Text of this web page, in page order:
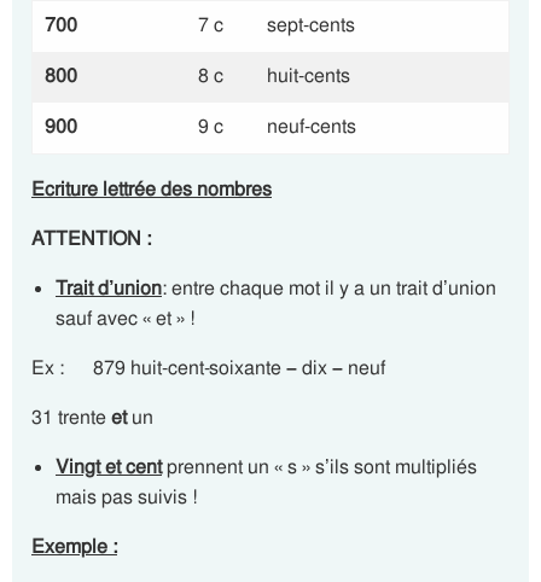
700
7 c
sept-cents
800
8 c
huit-cents
900
9 c neuf-cents
Ecriture lettrée des nombres
ATTENTION :
Trait d’union: entre chaque mot il y a un trait d’union
sauf avec « et » !
Ex : 879 huit-cent-soixante–dix– neuf
31 trenteetun
Vingt et centprennent un « s » s’ils sont multipliés
mais pas suivis !
Exemple :